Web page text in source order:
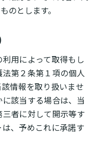
のとします。
用によって取得もし
第２条第１項の個人
情報を取り扱いませ
該当する場合は、当
者に対して開示等す
、予めこれに承諾す